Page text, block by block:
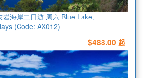
海岸二日游 周六 Blue Lake、
(Code: AX012)
$488.00 起